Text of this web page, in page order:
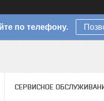
по телефону.
СЕРВИСНОЕ